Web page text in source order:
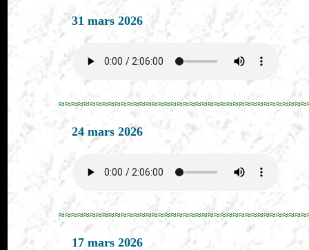
31 mars 2026
24 mars 2026
17 mars 2026